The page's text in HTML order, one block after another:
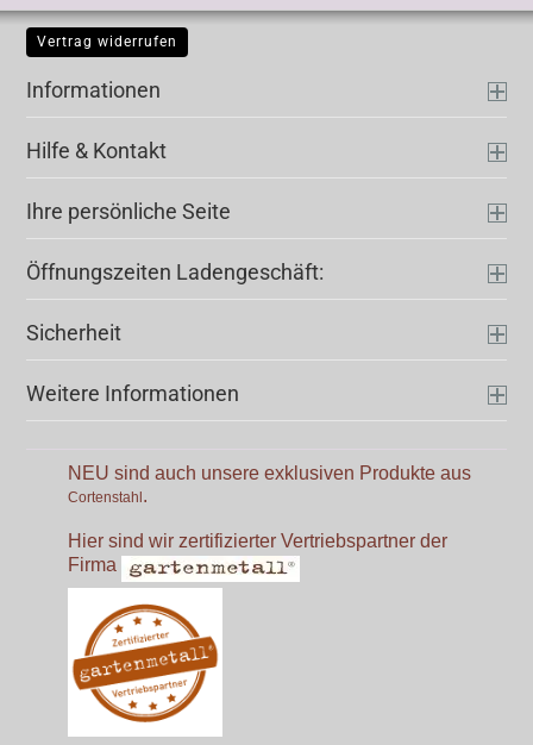
Vertrag widerrufen
Informationen
Hilfe & Kontakt
Ihre persönliche Seite
Öffnungszeiten Ladengeschäft:
Sicherheit
Weitere Informationen
NEU sind auch unsere exklusiven Produkte aus
Cortenstahl.
Hier sind wir zertifizierter Vertriebspartner der
Firma